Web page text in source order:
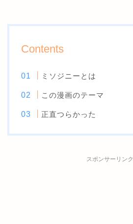
Contents
ミソジニーとは
この漫画のテーマ
正直つらかった
スポンサーリンク